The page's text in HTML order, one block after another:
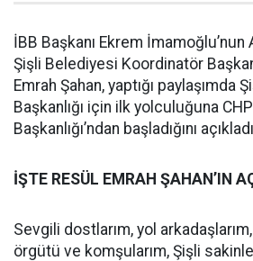
İBB Başkanı Ekrem İmamoğlu’nun
Şişli Belediyesi Koordinatör Başkan
Emrah Şahan, yaptığı paylaşımda
Başkanlığı için ilk yolculuğuna
Başkanlığı’ndan başladığını
İŞTE RESÜL EMRAH ŞAHAN’IN
Sevgili dostlarım, yol
örgütü ve komşularım, Şişli